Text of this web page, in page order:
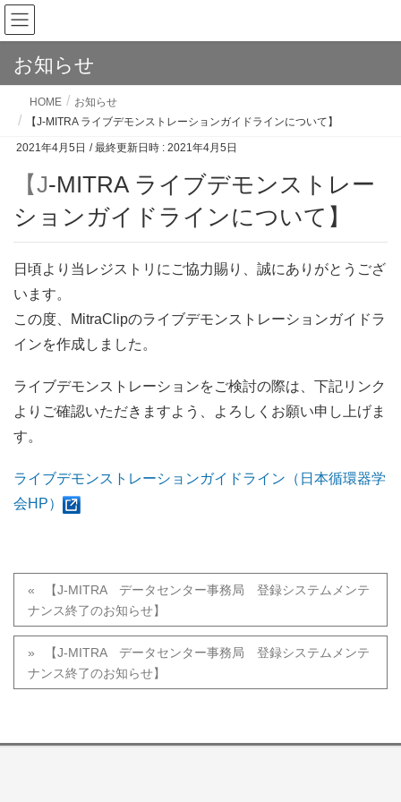
お知らせ
HOME
お知らせ
【J-MITRA ライブデモンストレーションガイドラインについて】
2021年4月5日 / 最終更新日時 : 2021年4月5日
【J-MITRA ライブデモンストレー
ションガイドラインについて】
日頃より当レジストリにご協力賜り、誠にありがとうござ
います。
この度、MitraClipのライブデモンストレーションガイドラ
インを作成しました。
ライブデモンストレーションをご検討の際は、下記リンク
よりご確認いただきますよう、よろしくお願い申し上げま
す。
ライブデモンストレーションガイドライン（日本循環器学
会HP）
【J-MITRA データセンター事務局 登録システムメンテ
ナンス終了のお知らせ】
【J-MITRA データセンター事務局 登録システムメンテ
ナンス終了のお知らせ】